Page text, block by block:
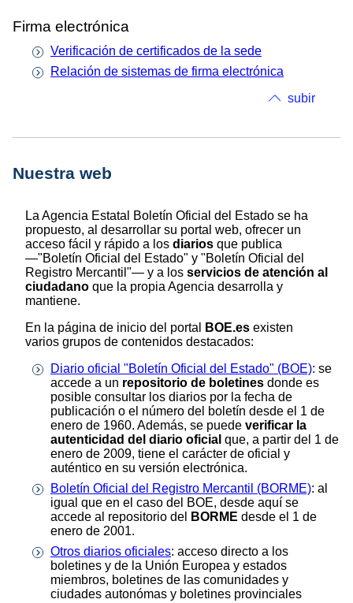
Firma electrónica
Verificación de certificados de la sede
Relación de sistemas de firma electrónica
subir
Nuestra web
La Agencia Estatal Boletín Oficial del Estado se ha
propuesto, al desarrollar su portal web, ofrecer un
acceso fácil y rápido a los diarios que publica
—"Boletín Oficial del Estado" y "Boletín Oficial del
Registro Mercantil"— y a los servicios de atención al
ciudadano que la propia Agencia desarrolla y
mantiene.
En la página de inicio del portal
BOE.es existen
varios grupos de contenidos destacados:
Diario oficial "Boletín Oficial del Estado" (BOE): se
accede a un repositorio de boletines donde es
posible consultar los diarios por la fecha de
publicación o el número del boletín desde el 1 de
enero de 1960. Además, se puede verificar la
autenticidad del diario oficial que, a partir del 1 de
enero de 2009, tiene el carácter de oficial y
auténtico en su versión electrónica.
Boletín Oficial del Registro Mercantil (BORME): al
igual que en el caso del BOE, desde aquí se
accede al repositorio del
BORME desde el 1 de
enero de 2001.
Otros diarios oficiales: acceso directo a los
boletines y de la Unión Europea y estados
miembros, boletines de las comunidades y
ciudades autonómas y boletines provinciales